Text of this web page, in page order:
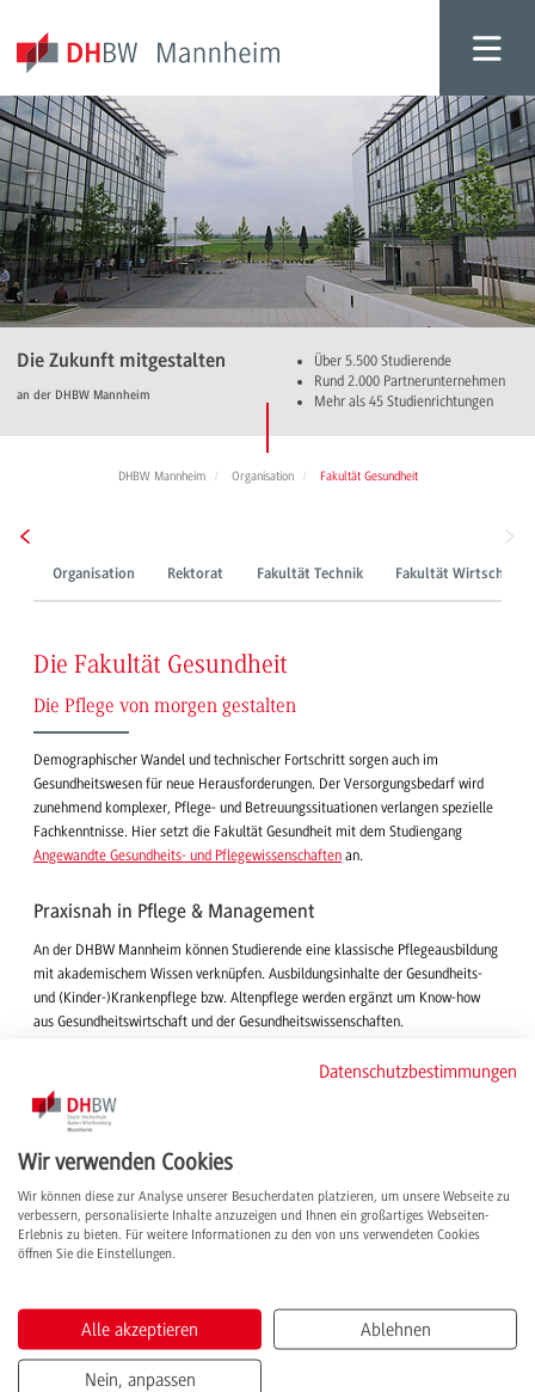
Die Zukunft mitgestalten
an der DHBW Mannheim
Über 5.500 Studierende
Rund 2.000 Partnerunternehmen
Mehr als 45 Studienrichtungen
DHBW Mannheim Organisation Fakultät Gesundheit
Organisation Rektorat Fakultät Technik Fakultät Wirtschaft
Die Fakultät Gesundheit
Die Pflege von morgen gestalten
Demographischer Wandel und technischer Fortschritt sorgen auch im
Gesundheitswesen für neue Herausforderungen. Der Versorgungsbedarf wird
zunehmend komplexer, Pflege- und Betreuungssituationen verlangen spezielle
Fachkenntnisse. Hier setzt die Fakultät Gesundheit mit dem Studiengang
Angewandte Gesundheits- und Pflegewissenschaften an.
Praxisnah in Pflege & Management
An der DHBW Mannheim können Studierende eine klassische Pflegeausbildung
mit akademischem Wissen verknüpfen. Ausbildungsinhalte der Gesundheits-
und (Kinder-)Krankenpflege bzw. Altenpflege werden ergänzt um Know-how
aus Gesundheitswirtschaft und der Gesundheitswissenschaften.
Baumgart, Jörg, Prof. Dr.-Ing.
Dekan Fakultät Gesundheit
Höllich, Eveline
Assistenz Fakultät Gesundheit
Land, Beate, Prof. Dr.
Studiengangsleiterin, Professorin Angewandte Gesundheits- und
Pflegewissenschaften
Datenschutzbestimmungen
Wir verwenden Cookies
Wir können diese zur Analyse unserer Besucherdaten platzieren, um unsere Webseite zu
verbessern, personalisierte Inhalte anzuzeigen und Ihnen ein großartiges Webseiten-
Erlebnis zu bieten. Für weitere Informationen zu den von uns verwendeten Cookies
öffnen Sie die Einstellungen.
Alle akzeptieren Ablehnen
Nein, anpassen